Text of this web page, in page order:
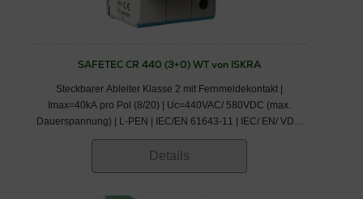
SAFETEC CR 440 (3+0) WT von ISKRA
Steckbarer Ableiter Klasse 2 mit Fernmeldekontakt |
Imax=40kA pro Pol (8/20) | Uc=440VAC/ 580VDC (max.
Dauerspannung) | L-PEN | IEC/EN 61643-11 | IEC/ EN/ VDE:
Klasse II/ Typ 2/ C
Details